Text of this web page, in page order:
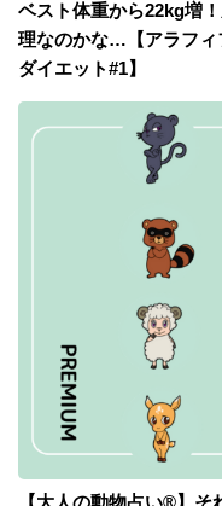
ベスト体重から22kg増
理なのかな…【アラフィ
ダイエット#1】